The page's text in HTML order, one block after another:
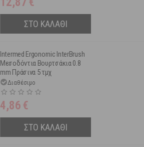
ΣΤΟ ΚΑΛΑΘΙ
Intermed Ergonomic InterBrush
Μεσοδόντια Βουρτσάκια 0.8
mm Πράσινα 5 τμχ
Διαθέσιμο
4,86 €
ΣΤΟ ΚΑΛΑΘΙ